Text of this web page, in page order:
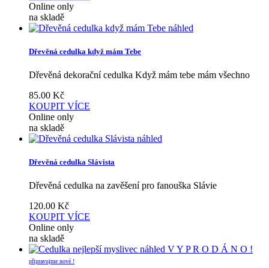
Online only
na skladě
náhled
Dřevěná cedulka když mám Tebe
Dřevěná dekorační cedulka Když mám tebe mám všechno
85.00 Kč
KOUPIT VÍCE
Online only
na skladě
náhled
Dřevěná cedulka Slávista
Dřevěná cedulka na zavěšení pro fanouška Slávie
120.00 Kč
KOUPIT VÍCE
Online only
na skladě
náhled V Y P R O D Á N O !
připravujme nové !